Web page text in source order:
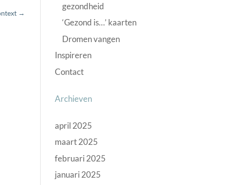
→
gezondheid
‘Gezond is…’ kaarten
Dromen vangen
Inspireren
Contact
Archieven
april 2025
maart 2025
februari 2025
januari 2025